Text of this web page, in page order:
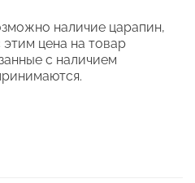
наличие царапин,
этим цена на товар
с наличием